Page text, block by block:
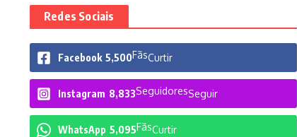
Redes Sociais
Facebook 5,500FãsCurtir
Instagram 8,833SeguidoresSeguir
WhatsApp 5,095FãsCurtir